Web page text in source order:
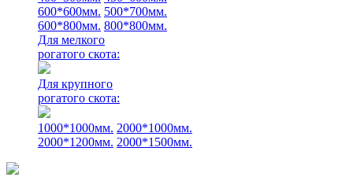
600*600мм. 500*700мм.
600*800мм. 800*800мм.
Для мелкого
рогатого скота:
Для крупного
рогатого скота:
1000*1000мм. 2000*1000мм.
2000*1200мм. 2000*1500мм.